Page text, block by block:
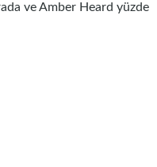
ve Amber Heard yüzde